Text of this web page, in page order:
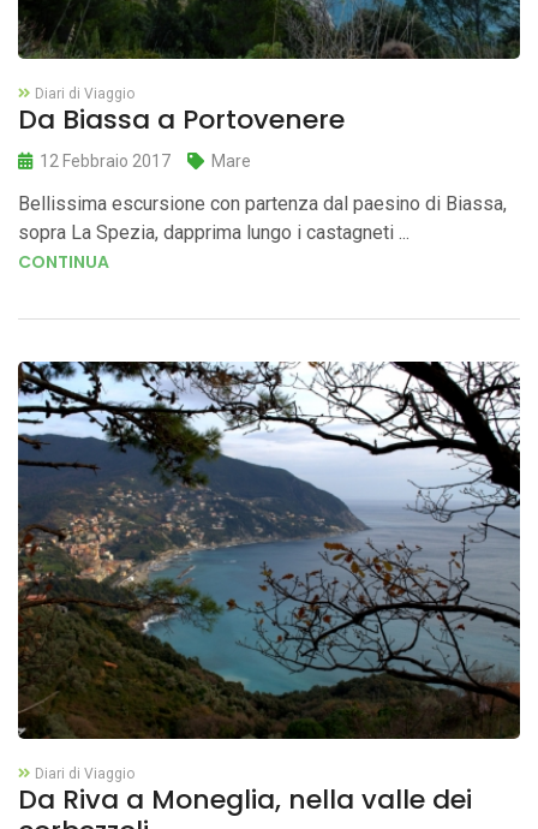
Diari di Viaggio
Da Biassa a Portovenere
12 Febbraio 2017 Mare
Bellissima escursione con partenza dal paesino di Biassa,
sopra La Spezia, dapprima lungo i castagneti ...
CONTINUA
Diari di Viaggio
Da Riva a Moneglia, nella valle dei